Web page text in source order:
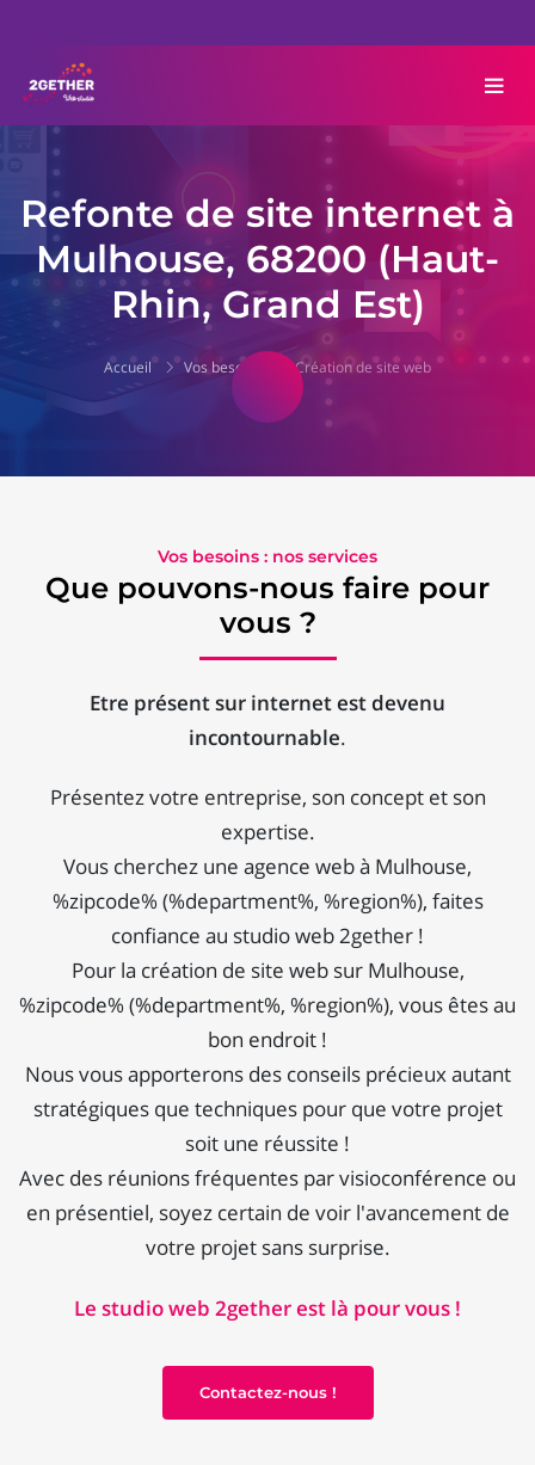
Refonte de site internet à
Mulhouse, 68200 (Haut-
Rhin, Grand Est)
Accueil Vos besoins Création de site web
Vos besoins : nos services
Que pouvons-nous faire pour
vous ?
Etre présent sur internet est devenu
incontournable.
Présentez votre entreprise, son concept et son
expertise.
Vous cherchez une agence web à Mulhouse,
%zipcode% (%department%, %region%), faites
confiance au studio web 2gether !
Pour la création de site web sur Mulhouse,
%zipcode% (%department%, %region%), vous êtes au
bon endroit !
Nous vous apporterons des conseils précieux autant
stratégiques que techniques pour que votre projet
soit une réussite !
Avec des réunions fréquentes par visioconférence ou
en présentiel, soyez certain de voir l'avancement de
votre projet sans surprise.
Le studio web 2gether est là pour vous !
Contactez-nous !